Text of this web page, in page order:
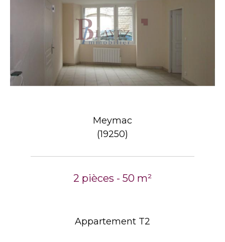
Meymac
(19250)
2 pièces - 50 m²
Appartement T2